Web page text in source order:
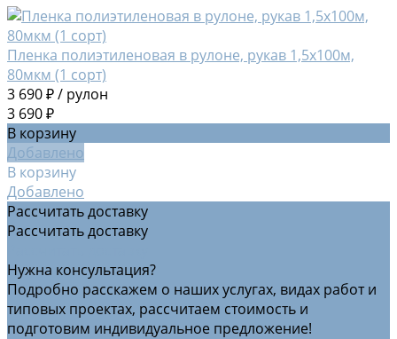
Пленка полиэтиленовая в рулоне, рукав 1,5х100м,
80мкм (1 сорт)
3 690 ₽/ рулон
3 690 ₽
В корзину
Добавлено
В корзину
Добавлено
Рассчитать доставку
Рассчитать доставку
Нужна консультация?
Подробно расскажем о наших услугах, видах работ и
типовых проектах, рассчитаем стоимость и
подготовим индивидуальное предложение!